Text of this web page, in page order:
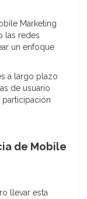
Marketing
las redes
un enfoque
a largo plazo
de usuario
de Mobile
llevar esta